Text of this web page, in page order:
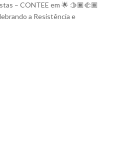
– CONTEE em 🌟 🫱🏿‍🫲🏾
a Resistência e